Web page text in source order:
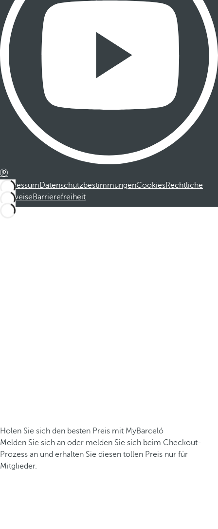
ImpressumDatenschutzbestimmungenCookiesRechtliche
HinweiseBarrierefreiheit
Holen Sie sich den besten Preis mit MyBarceló
Melden Sie sich an oder melden Sie sich beim Checkout-
Prozess an und erhalten Sie diesen tollen Preis nur für
Mitglieder.